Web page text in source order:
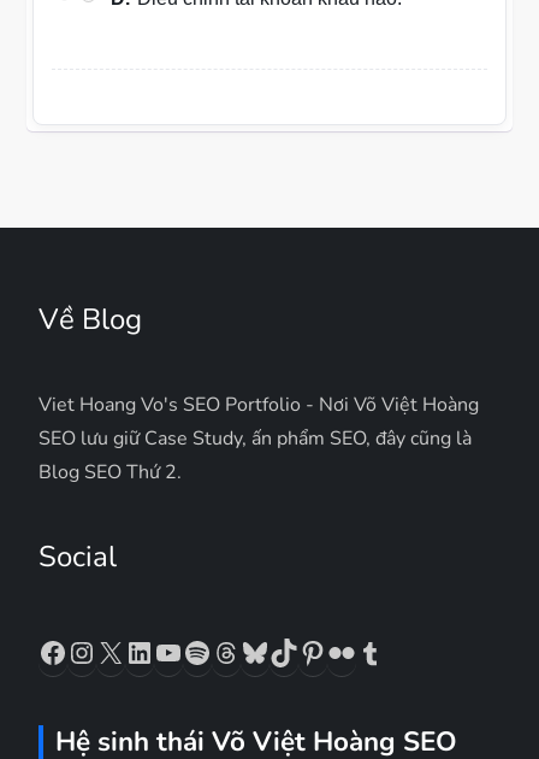
Về Blog
Viet Hoang Vo's SEO Portfolio - Nơi Võ Việt Hoàng
SEO lưu giữ Case Study, ấn phẩm SEO, đây cũng là
Blog SEO Thứ 2.
Social
Facebook
Instagram
X LinkedIn
YouTube
Spotify
Threads
Bluesky
TikTok
Pinterest
Flickr
Hệ sinh thái Võ Việt Hoàng SEO